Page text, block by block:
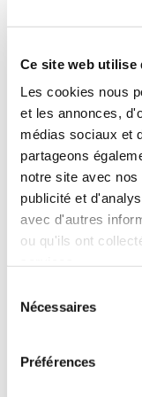
Ce site web utilise
Les cookies nous
et les annonces,
médias sociaux et
partageons
notre site avec
publicité et
avec d'autres
ou qu'ils ont
Nécessaires
Préférences
Historique :
dans un
Il s' agit d' un